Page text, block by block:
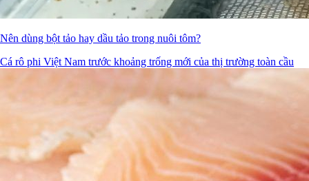
Nên dùng bột tảo hay dầu tảo trong nuôi tôm?
Cá rô phi Việt Nam trước khoảng trống mới của thị trường toàn cầu